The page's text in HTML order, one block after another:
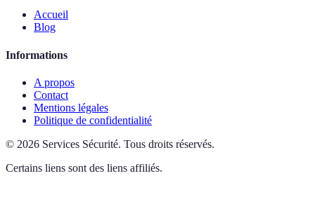
Accueil
Blog
Informations
A propos
Contact
Mentions légales
Politique de confidentialité
© 2026 Services Sécurité. Tous droits réservés.
Certains liens sont des liens affiliés.